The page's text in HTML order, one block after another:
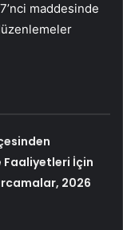
maddesinde
Faaliyetleri İçin
2026